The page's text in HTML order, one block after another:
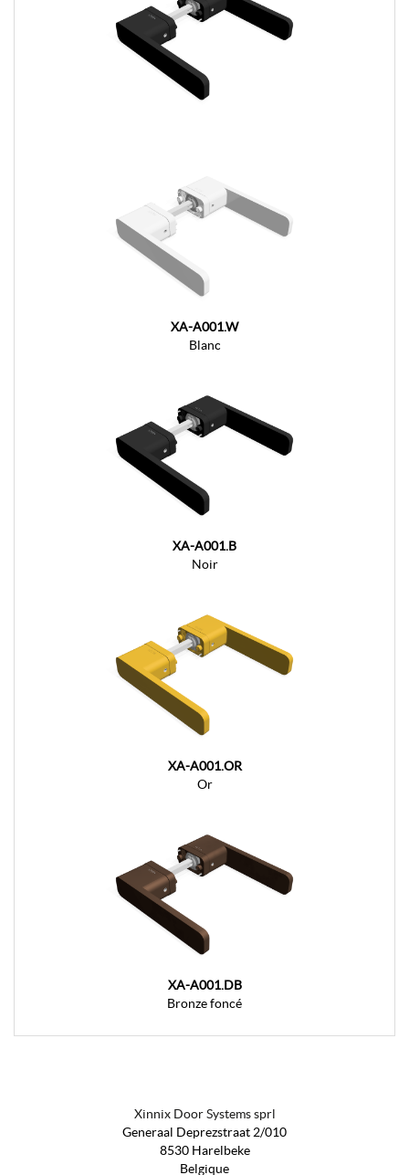
XA-A001.W
Blanc
XA-A001.B
Noir
XA-A001.OR
Or
XA-A001.DB
Bronze foncé
Xinnix Door Systems sprl
Generaal Deprezstraat 2/010
8530 Harelbeke
Belgique